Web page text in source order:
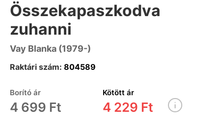
Összekapaszkodva
zuhanni
Vay Blanka (1979-)
Raktári szám: 804589
Borító ár
4 699 Ft
Kötött ár
4 229 Ft